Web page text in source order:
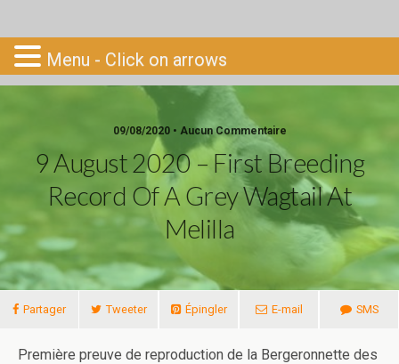
Go-South
09/08/2020 • Aucun Commentaire
9 August 2020 – First Breeding
Record Of A Grey Wagtail At
Melilla
Partager Tweeter Épingler E-mail SMS
Première preuve de reproduction de la Bergeronnette des
Menu - Click on arrows